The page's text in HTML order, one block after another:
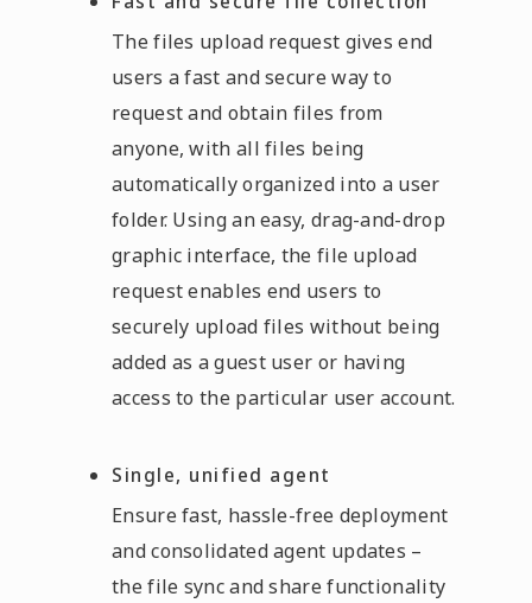
The files upload request gives end
users a fast and secure way to
request and obtain files from
anyone, with all files being
automatically organized into a user
folder. Using an easy, drag-and-drop
graphic interface, the file upload
request enables end users to
securely upload files without being
added as a guest user or having
access to the particular user account.
Single, unified agent
Ensure fast, hassle-free deployment
and consolidated agent updates –
the file sync and share functionality